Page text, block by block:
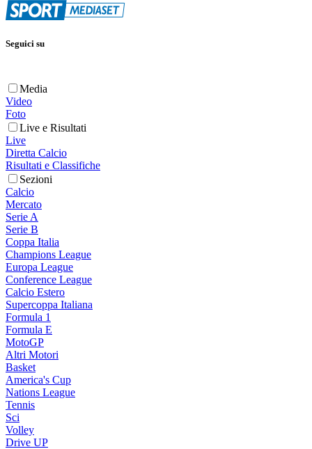
Seguici su
Media
Video
Foto
Live e Risultati
Live
Diretta Calcio
Risultati e Classifiche
Sezioni
Calcio
Mercato
Serie A
Serie B
Coppa Italia
Champions League
Europa League
Conference League
Calcio Estero
Supercoppa Italiana
Formula 1
Formula E
MotoGP
Altri Motori
Basket
America's Cup
Nations League
Tennis
Sci
Volley
Drive UP